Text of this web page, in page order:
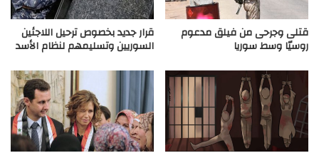
قتلى وجرحى من فيلق مدعوم
روسيّا وسط سوريا
قرار جديد بخصوص ترحيل اللاجئين
السوريين وتسليمهم لنظام الأسد